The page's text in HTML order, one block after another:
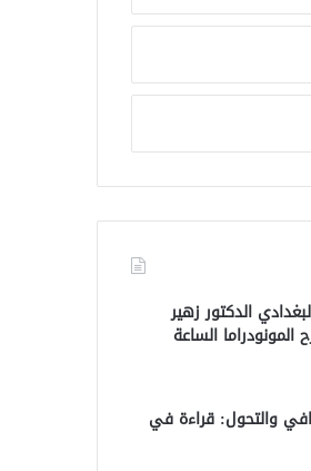
الدكتور زهير
الساعة
والتحول: قراءة في